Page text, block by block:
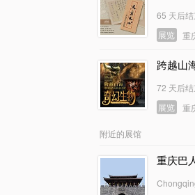
65 天后结
展览
重
跨越山
72 天后结
展览
重
附近的展馆
重庆巴